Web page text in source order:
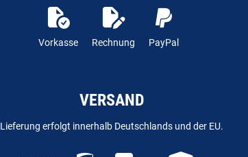
Vorkasse Rechnung PayPal
VERSAND
Lieferung erfolgt innerhalb Deutschlands und der EU.